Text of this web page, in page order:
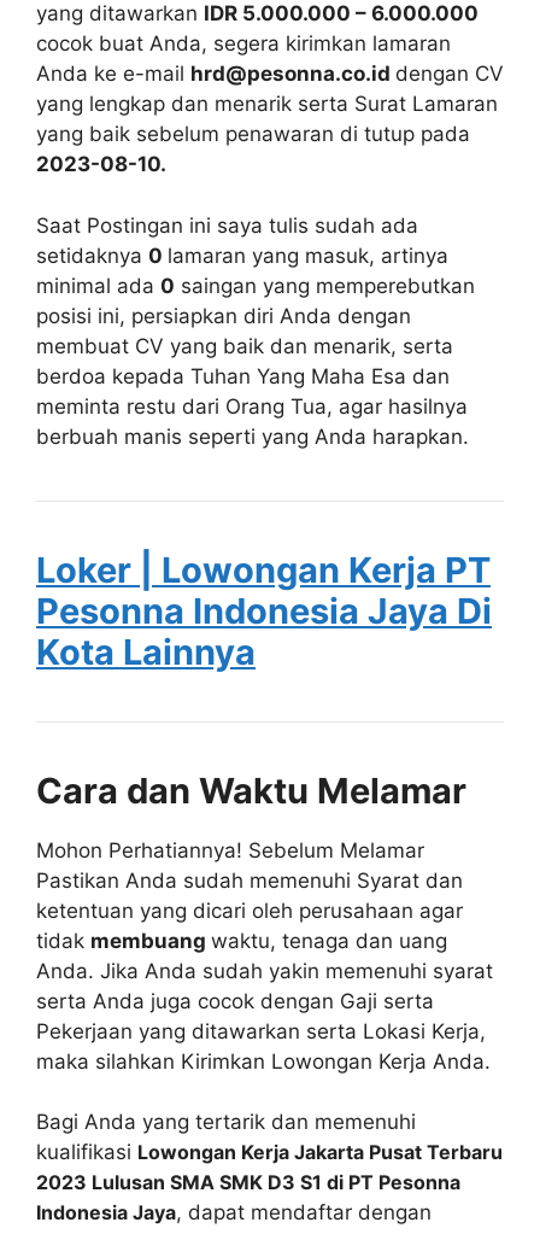
yang ditawarkan IDR 5.000.000 – 6.000.000
cocok buat Anda, segera kirimkan lamaran
Anda ke e-mail hrd@pesonna.co.id dengan CV
yang lengkap dan menarik serta Surat Lamaran
yang baik sebelum penawaran di tutup pada
2023-08-10.
Saat Postingan ini saya tulis sudah ada
setidaknya 0 lamaran yang masuk, artinya
minimal ada 0 saingan yang memperebutkan
posisi ini, persiapkan diri Anda dengan
membuat CV yang baik dan menarik, serta
berdoa kepada Tuhan Yang Maha Esa dan
meminta restu dari Orang Tua, agar hasilnya
berbuah manis seperti yang Anda harapkan.
Loker | Lowongan Kerja PT
Pesonna Indonesia Jaya Di
Kota Lainnya
Cara dan Waktu Melamar
Mohon Perhatiannya! Sebelum Melamar
Pastikan Anda sudah memenuhi Syarat dan
ketentuan yang dicari oleh perusahaan agar
tidak membuang waktu, tenaga dan uang
Anda. Jika Anda sudah yakin memenuhi syarat
serta Anda juga cocok dengan Gaji serta
Pekerjaan yang ditawarkan serta Lokasi Kerja,
maka silahkan Kirimkan Lowongan Kerja Anda.
Bagi Anda yang tertarik dan memenuhi
kualifikasi Lowongan Kerja Jakarta Pusat Terbaru
2023 Lulusan SMA SMK D3 S1 di PT Pesonna
Indonesia Jaya, dapat mendaftar dengan